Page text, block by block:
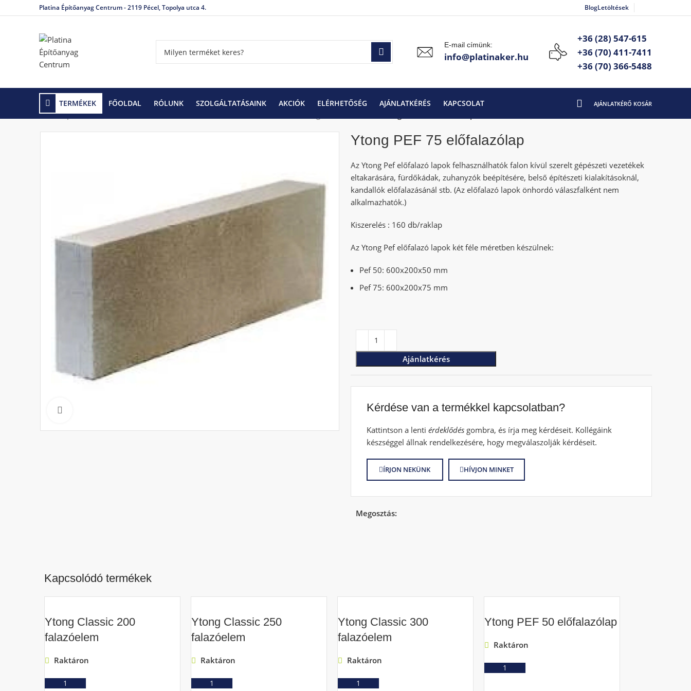
Platina Építőanyag Centrum - 2119 Pécel, Topolya utca 4. BlogLetöltések
E-mail címünk:
info@platinaker.hu
+36 (28) 547-615
+36 (70) 411-7411
+36 (70) 366-5488
TERMÉKEK FŐOLDAL RÓLUNK SZOLGÁLTATÁSAINK AKCIÓK ELÉRHETŐSÉG AJÁNLATKÉRÉS KAPCSOLAT
Kezdőlap Falazóelemek
Ytong PEF 75 előfalazólap
Az Ytong Pef előfalazó lapok felhasználhatók falon kívül szerelt gépészeti vezetékek
eltakarására, fürdőkádak, zuhanyzók beépítésére, belső építészeti kialakításoknál,
kandallók előfalazásánál stb. (Az előfalazó lapok önhordó válaszfalként nem
alkalmazhatók.)
Kiszerelés : 160 db/raklap
Az Ytong Pef előfalazó lapok két féle méretben készülnek:
Pef 50: 600x200x50 mm
Pef 75: 600x200x75 mm
Ajánlatkérés
Kérdése van a termékkel kapcsolatban?
Kattintson a lenti érdeklődés gombra, és írja meg kérdéseit. Kollégáink
készséggel állnak rendelkezésére, hogy megválaszolják kérdéseit.
ÍRJON NEKÜNK HÍVJON MINKET
Megosztás:
Kapcsolódó termékek
Ytong Classic 200
falazóelem
Raktáron
Ytong Classic 250
falazóelem
Raktáron
Ytong Classic 300
falazóelem
Raktáron
Ytong PEF 50 előfalazólap
Raktáron